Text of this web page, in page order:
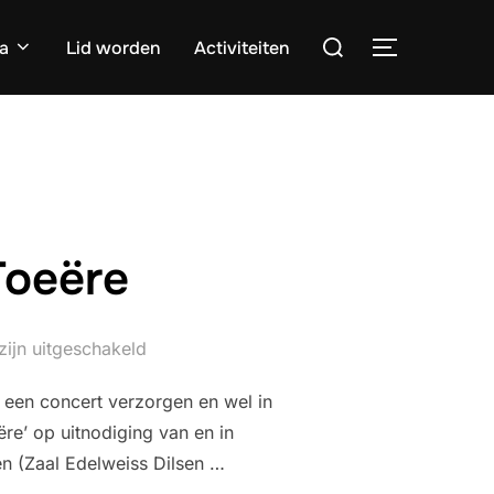
Lid worden Activiteiten
Zoek
TOGGLE
uitgeschakeld
concert verzorgen en wel in
op uitnodiging van en in
(Zaal Edelweiss Dilsen …